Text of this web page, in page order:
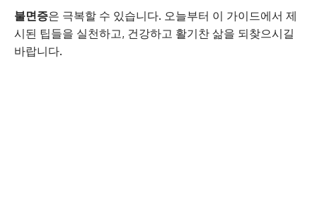
불면증은 극복할 수 있습니다. 오늘부터 이 가이드에서 제
시된 팁들을 실천하고, 건강하고 활기찬 삶을 되찾으시길
바랍니다.